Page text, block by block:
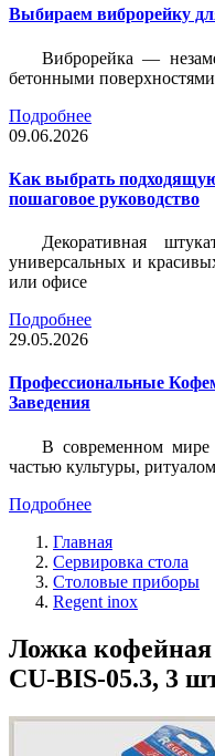
Выбираем виброрейку
Виброрейка —
бетонными поверхностями
Подробнее
09.06.2026
Как выбрать
пошаговое руководство
Декоративная
универсальных и
или офисе
Подробнее
29.05.2026
Профессиональные
Заведения
В современном мире
частью культуры,
Подробнее
Главная
Сервировка стола
Столовые приборы
Regent inox
Ложка кофейная
CU-BIS-05.3, 3